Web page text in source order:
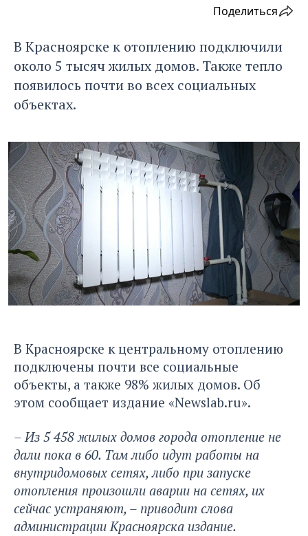
Поделиться
В Красноярске к отоплению подключили
около 5 тысяч жилых домов. Также тепло
появилось почти во всех социальных
объектах.
В Красноярске к центральному отоплению
подключены почти все социальные
объекты, а также 98% жилых домов. Об
этом сообщает издание «Newslab.ru».
– Из 5 458 жилых домов города отопление не
дали пока в 60. Там либо идут работы на
внутридомовых сетях, либо при запуске
отопления произошли аварии на сетях, их
сейчас устраняют, – приводит слова
администрации Красноярска издание.